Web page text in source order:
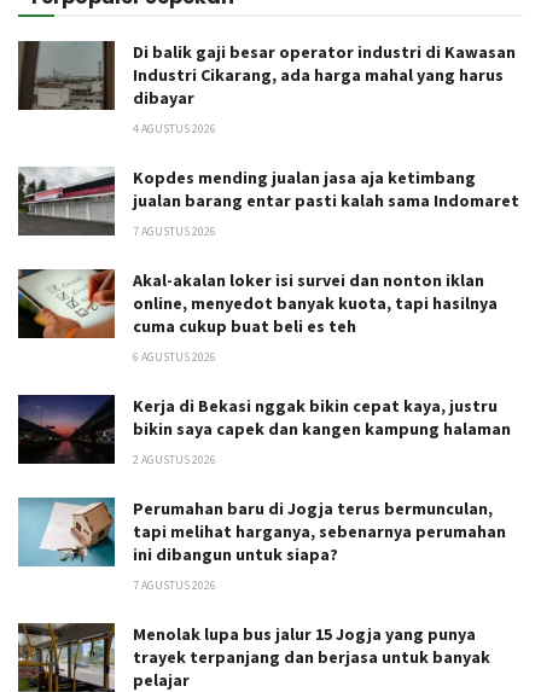
Di balik gaji besar operator industri di Kawasan
Industri Cikarang, ada harga mahal yang harus
dibayar
4 AGUSTUS 2026
Kopdes mending jualan jasa aja ketimbang
jualan barang entar pasti kalah sama Indomaret
7 AGUSTUS 2026
Akal-akalan loker isi survei dan nonton iklan
online, menyedot banyak kuota, tapi hasilnya
cuma cukup buat beli es teh
6 AGUSTUS 2026
Kerja di Bekasi nggak bikin cepat kaya, justru
bikin saya capek dan kangen kampung halaman
2 AGUSTUS 2026
Perumahan baru di Jogja terus bermunculan,
tapi melihat harganya, sebenarnya perumahan
ini dibangun untuk siapa?
7 AGUSTUS 2026
Menolak lupa bus jalur 15 Jogja yang punya
trayek terpanjang dan berjasa untuk banyak
pelajar